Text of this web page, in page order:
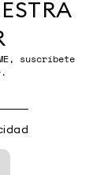
suscríbete